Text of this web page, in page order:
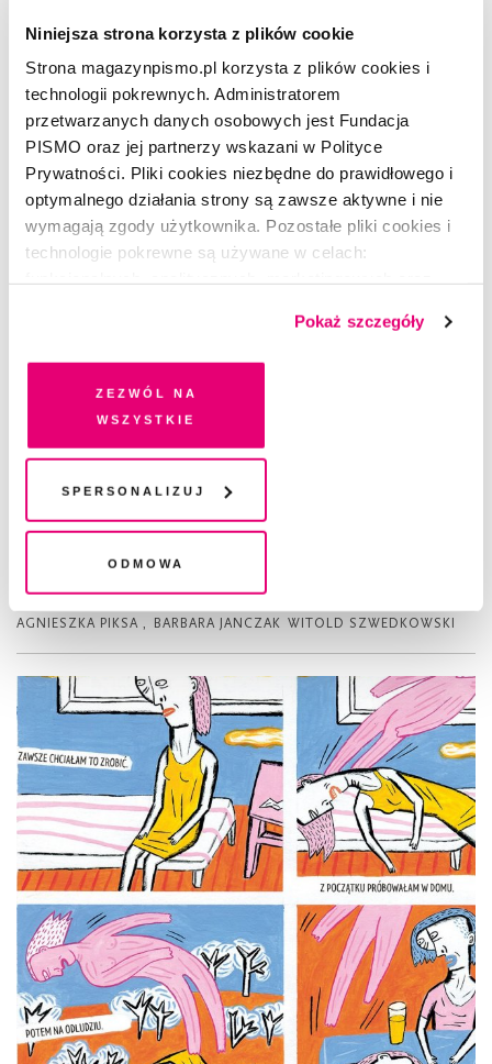
Niniejsza strona korzysta z plików cookie
Strona magazynpismo.pl korzysta z plików cookies i
technologii pokrewnych. Administratorem
przetwarzanych danych osobowych jest Fundacja
PISMO oraz jej partnerzy wskazani w Polityce
Prywatności. Pliki cookies niezbędne do prawidłowego i
optymalnego działania strony są zawsze aktywne i nie
wymagają zgody użytkownika. Pozostałe pliki cookies i
technologie pokrewne są używane w celach:
dobrowolną zgodę na pliki cookies i technologie
pokrewne, zgadzasz się na przechowywanie informacji
na Twoim urządzeniu końcowym lub dostęp do niego i
przetwarzanie danych. Zgodę na wszystkie lub niektóre
chwili wycofać lub ponowić w zakładce "Ustawienia
plików cookie". Wycofanie zgody nie wpływa na
legalność przetwarzania danych przed jej wycofaniem
Pokaż szczegóły
Zezwól na
wszystkie
Spersonalizuj
Odmowa
Zdrowie instant
PIOTR PERŁOWSKI
Kamienna głowa wczesna
AGNIESZKA PIKSA , BARBARA JANCZAK WITOLD SZWEDKOWSKI